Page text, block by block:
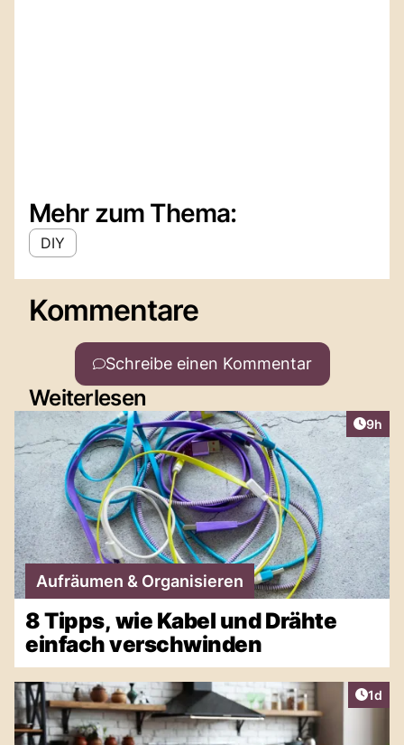
Mehr zum Thema:
DIY
Kommentare
Schreibe einen Kommentar
Weiterlesen
9h
Aufräumen & Organisieren
8 Tipps, wie Kabel und Drähte
einfach verschwinden
1d